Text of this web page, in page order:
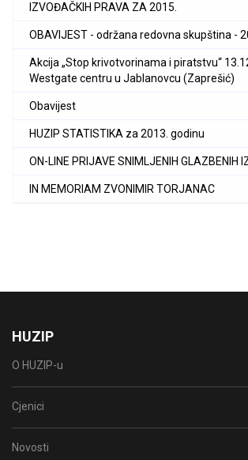
IZVOĐAČKIH PRAVA ZA 2015.
OBAVIJEST - održana redovna skupština -
Akcija „Stop krivotvorinama i piratstvu“
Westgate centru u Jablanovcu (Zaprešić)
Obavijest
HUZIP STATISTIKA za 2013. godinu
ON-LINE PRIJAVE SNIMLJENIH GLAZBENIH
IN MEMORIAM ZVONIMIR TORJANAC
HUZIP
O HUZIP-u
Cjenici
Novosti